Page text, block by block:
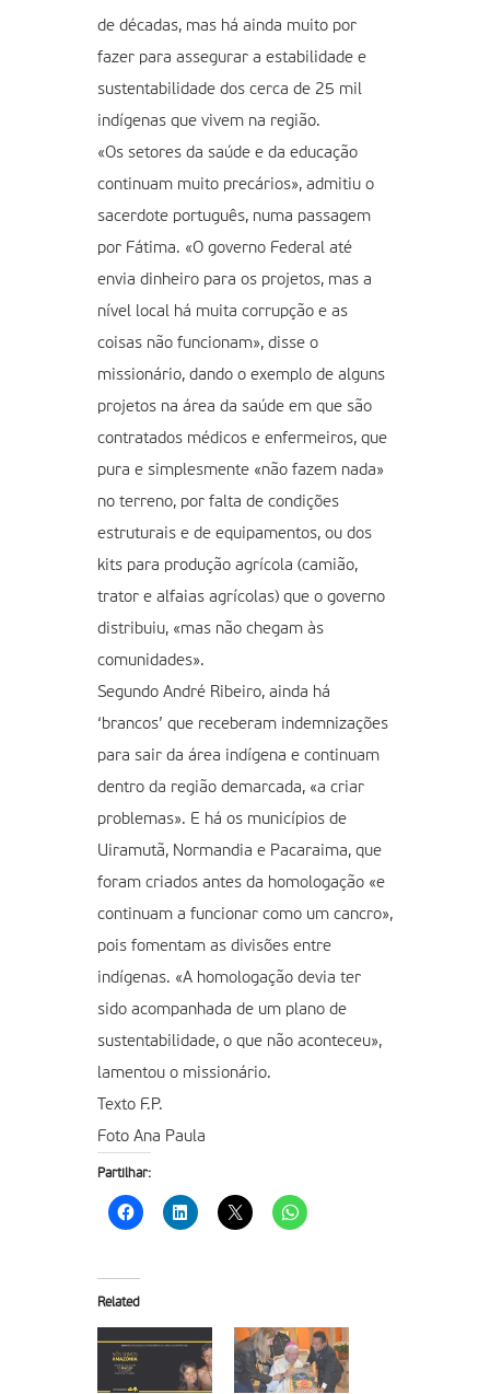
de décadas, mas há ainda muito por
fazer para assegurar a estabilidade e
sustentabilidade dos cerca de 25 mil
indígenas que vivem na região.
«Os setores da saúde e da educação
continuam muito precários», admitiu o
sacerdote português, numa passagem
por Fátima. «O governo Federal até
envia dinheiro para os projetos, mas a
nível local há muita corrupção e as
coisas não funcionam», disse o
missionário, dando o exemplo de alguns
projetos na área da saúde em que são
contratados médicos e enfermeiros, que
pura e simplesmente «não fazem nada»
no terreno, por falta de condições
estruturais e de equipamentos, ou dos
kits para produção agrícola (camião,
trator e alfaias agrícolas) que o governo
distribuiu, «mas não chegam às
comunidades».
Segundo André Ribeiro, ainda há
‘brancos’ que receberam indemnizações
para sair da área indígena e continuam
dentro da região demarcada, «a criar
problemas». E há os municípios de
Uiramutã, Normandia e Pacaraima, que
foram criados antes da homologação «e
continuam a funcionar como um cancro»,
pois fomentam as divisões entre
indígenas. «A homologação devia ter
sido acompanhada de um plano de
sustentabilidade, o que não aconteceu»,
lamentou o missionário.
Texto F.P.
Foto Ana Paula
Partilhar:
Related